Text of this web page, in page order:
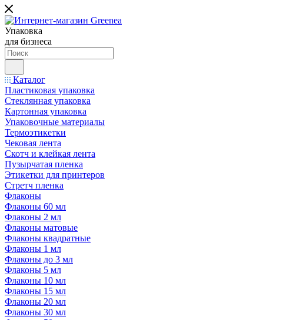
Упаковка
для бизнеса
Каталог
Пластиковая упаковка
Стеклянная упаковка
Картонная упаковка
Упаковочные материалы
Термоэтикетки
Чековая лента
Скотч и клейкая лента
Пузырчатая пленка
Этикетки для принтеров
Стретч пленка
Флаконы
Флаконы 60 мл
Флаконы 2 мл
Флаконы матовые
Флаконы квадратные
Флаконы 1 мл
Флаконы до 3 мл
Флаконы 5 мл
Флаконы 10 мл
Флаконы 15 мл
Флаконы 20 мл
Флаконы 30 мл